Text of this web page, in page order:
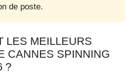
de poste.
LES MEILLEURS
CANNES SPINNING
?